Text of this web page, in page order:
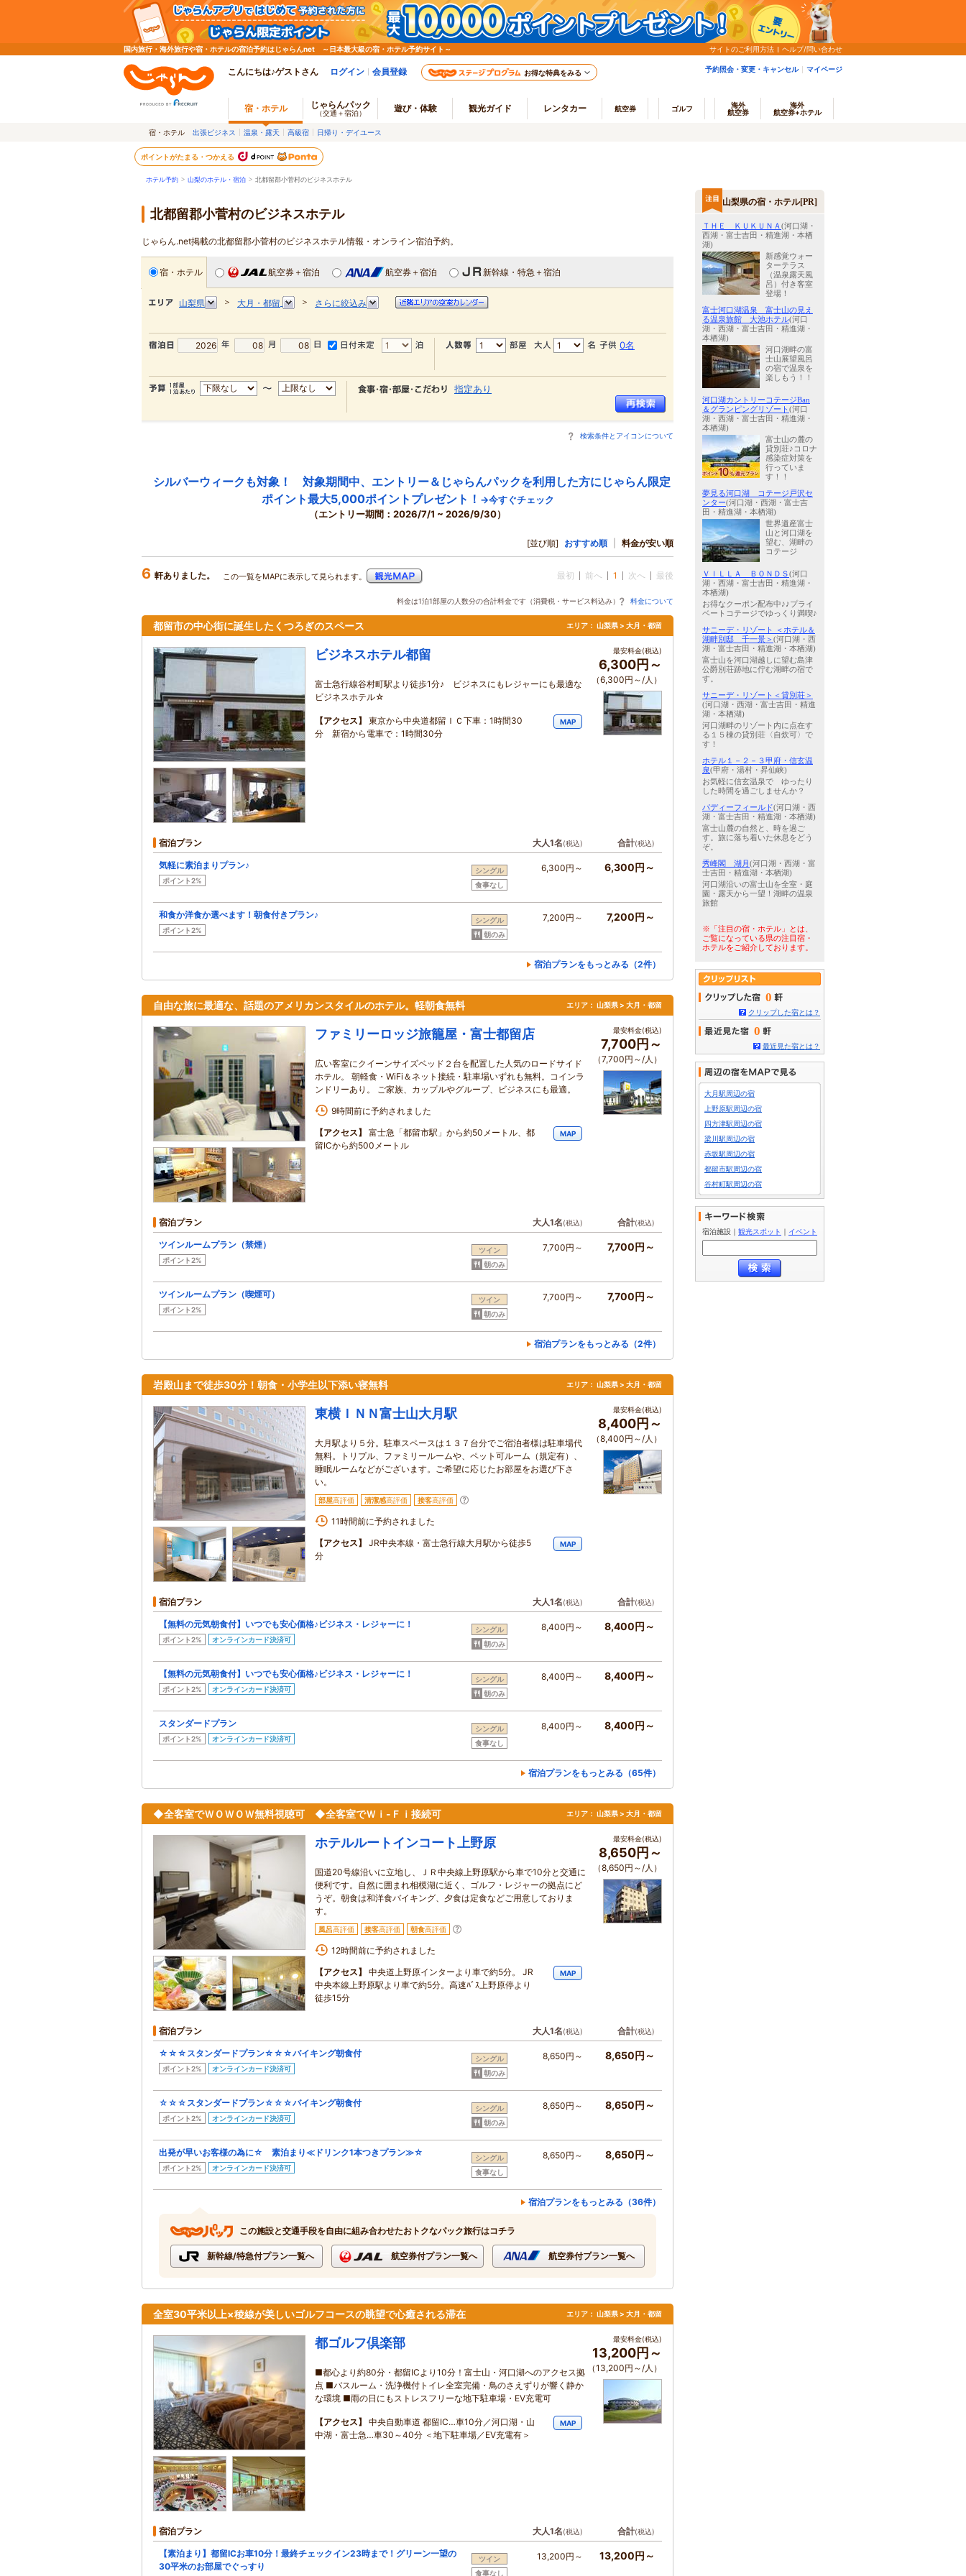
国内旅行・海外旅行や宿・ホテルの宿泊予約はじゃらんnet ～日本最大級の宿・ホテル予約サイト～ サイトのご利用方法 ヘルプ/問い合わせ
こんにちは♪ゲストさん ログイン 会員登録 お得な特典をみる 予約照会・変更・キャンセル マイページ
宿・ホテル じゃらんパック
（交通＋宿泊） 遊び・体験 観光ガイド レンタカー 航空券 ゴルフ
海外
航空券
海外
航空券+ホテル
宿・ホテル 出張ビジネス 温泉・露天 高級宿 日帰り・デイユース
ポイントがたまる・つかえる
ホテル予約 > 山梨のホテル・宿泊 > 北都留郡小菅村のビジネスホテル
北都留郡小菅村のビジネスホテル
じゃらん.net掲載の北都留郡小菅村のビジネスホテル情報・オンライン宿泊予約。
宿・ホテル 航空券＋宿泊 航空券＋宿泊 新幹線・特急＋宿泊
山梨県 ＞ 大月・都留 ＞ さらに絞込み
0名
指定あり
検索条件とアイコンについて
シルバーウィークも対象！ 対象期間中、エントリー＆じゃらんパックを利用した方にじゃらん限定
ポイント最大5,000ポイントプレゼント！ →今すぐチェック
（エントリー期間：2026/7/1 ~ 2026/9/30）
[並び順] おすすめ順 料金が安い順
6 軒ありました。 この一覧をMAPに表示して見られます。 最初 前へ 1 次へ 最後
料金は1泊1部屋の人数分の合計料金です（消費税・サービス料込み） 料金について
都留市の中心街に誕生したくつろぎのスペース エリア： 山梨県 > 大月・都留
ビジネスホテル都留
富士急行線谷村町駅より徒歩1分♪ ビジネスにもレジャーにも最適な
ビジネスホテル☆
【アクセス】
東京から中央道都留ＩＣ下車：1時間30
分 新宿から電車で：1時間30分
MAP
最安料金(税込)
6,300円～
（6,300円～/人）
宿泊プラン 大人1名(税込) 合計(税込)
気軽に素泊まりプラン♪
ポイント2%
シングル
食事なし
6,300円～ 6,300円～
和食か洋食か選べます！朝食付きプラン♪
ポイント2%
シングル
朝のみ
7,200円～ 7,200円～
宿泊プランをもっとみる（2件）
自由な旅に最適な、話題のアメリカンスタイルのホテル。軽朝食無料 エリア： 山梨県 > 大月・都留
ファミリーロッジ旅籠屋・富士都留店
広い客室にクイーンサイズベッド２台を配置した人気のロードサイド
ホテル。 朝軽食・WiFi＆ネット接続・駐車場いずれも無料。コインラ
ンドリーあり。 ご家族、カップルやグループ、ビジネスにも最適。
9時間前に予約されました
【アクセス】
富士急「都留市駅」から約50メートル、都
留ICから約500メートル
MAP
最安料金(税込)
7,700円～
（7,700円～/人）
宿泊プラン 大人1名(税込) 合計(税込)
ツインルームプラン（禁煙）
ポイント2%
ツイン
朝のみ
7,700円～ 7,700円～
ツインルームプラン（喫煙可）
ポイント2%
ツイン
朝のみ
7,700円～ 7,700円～
宿泊プランをもっとみる（2件）
岩殿山まで徒歩30分！朝食・小学生以下添い寝無料 エリア： 山梨県 > 大月・都留
東横ＩＮＮ富士山大月駅
大月駅より５分。駐車スペースは１３７台分でご宿泊者様は駐車場代
無料。トリプル、ファミリールームや、ペット可ルーム（規定有）、
睡眠ルームなどがございます。ご希望に応じたお部屋をお選び下さ
い。
部屋高評価 清潔感高評価 接客高評価
11時間前に予約されました
【アクセス】
JR中央本線・富士急行線大月駅から徒歩5
分
MAP
最安料金(税込)
8,400円～
（8,400円～/人）
宿泊プラン 大人1名(税込) 合計(税込)
【無料の元気朝食付】いつでも安心価格♪ビジネス・レジャーに！
ポイント2% オンラインカード決済可
シングル
朝のみ
8,400円～ 8,400円～
【無料の元気朝食付】いつでも安心価格♪ビジネス・レジャーに！
ポイント2% オンラインカード決済可
シングル
朝のみ
8,400円～ 8,400円～
スタンダードプラン
ポイント2% オンラインカード決済可
シングル
食事なし
8,400円～ 8,400円～
宿泊プランをもっとみる（65件）
◆全客室でＷＯＷＯＷ無料視聴可 ◆全客室でＷｉ-Ｆｉ接続可 エリア： 山梨県 > 大月・都留
ホテルルートインコート上野原
国道20号線沿いに立地し、ＪＲ中央線上野原駅から車で10分と交通に
便利です。自然に囲まれ相模湖に近く、ゴルフ・レジャーの拠点にど
うぞ。朝食は和洋食バイキング、夕食は定食などご用意しておりま
す。
風呂高評価 接客高評価 朝食高評価
12時間前に予約されました
【アクセス】
中央道上野原インターより車で約5分。 JR
中央本線上野原駅より車で約5分。高速ﾊﾞｽ上野原停より
徒歩15分
MAP
最安料金(税込)
8,650円～
（8,650円～/人）
宿泊プラン 大人1名(税込) 合計(税込)
☆☆☆スタンダードプラン☆☆☆バイキング朝食付
ポイント2% オンラインカード決済可
シングル
朝のみ
8,650円～ 8,650円～
☆☆☆スタンダードプラン☆☆☆バイキング朝食付
ポイント2% オンラインカード決済可
シングル
朝のみ
8,650円～ 8,650円～
出発が早いお客様の為に☆ 素泊まり≪ドリンク1本つきプラン≫☆
ポイント2% オンラインカード決済可
シングル
食事なし
8,650円～ 8,650円～
宿泊プランをもっとみる（36件）
この施設と交通手段を自由に組み合わせたおトクなパック旅行はコチラ
新幹線/特急付プラン一覧へ 航空券付プラン一覧へ 航空券付プラン一覧へ
全室30平米以上×稜線が美しいゴルフコースの眺望で心癒される滞在 エリア： 山梨県 > 大月・都留
都ゴルフ倶楽部
■都心より約80分・都留ICより10分！富士山・河口湖へのアクセス拠
点 ■バスルーム・洗浄機付トイレ全室完備・鳥のさえずりが響く静か
な環境 ■雨の日にもストレスフリーな地下駐車場・EV充電可
【アクセス】
中央自動車道 都留IC…車10分／河口湖・山
中湖・富士急…車30～40分 ＜地下駐車場／EV充電有＞
MAP
最安料金(税込)
13,200円～
（13,200円～/人）
宿泊プラン 大人1名(税込) 合計(税込)
【素泊まり】都留ICお車10分！最終チェックイン23時まで！グリーン一望の
30平米のお部屋でぐっすり
ツイン
食事なし
13,200円～ 13,200円～
山梨県の宿・ホテル[PR]
ＴＨＥ ＫＵＫＵＮＡ (河口湖・
西湖・富士吉田・精進湖・本栖
湖)
新感覚ウォー
ターテラス
（温泉露天風
呂）付き客室
登場！
富士河口湖温泉 富士山の見え
る温泉旅館 大池ホテル(河口
湖・西湖・富士吉田・精進湖・
本栖湖)
河口湖畔の富
士山展望風呂
の宿で温泉を
楽しもう！！
河口湖カントリーコテージBan
＆グランピングリゾート(河口
湖・西湖・富士吉田・精進湖・
本栖湖)
富士山の麓の
貸別荘♪コロナ
感染症対策を
行っていま
す！！
夢見る河口湖 コテージ戸沢セ
ンター(河口湖・西湖・富士吉
田・精進湖・本栖湖)
世界遺産富士
山と河口湖を
望む、湖畔の
コテージ
ＶＩＬＬＡ ＢＯＮＤＳ(河口
湖・西湖・富士吉田・精進湖・
本栖湖)
お得なクーポン配布中♪♪プライ
ベートコテージでゆっくり満喫♪
サニーデ・リゾート ＜ホテル＆
湖畔別邸 千一景＞ (河口湖・西
湖・富士吉田・精進湖・本栖湖)
富士山を河口湖越しに望む島津
公爵別荘跡地に佇む湖畔の宿で
す。
サニーデ・リゾート＜貸別荘＞
(河口湖・西湖・富士吉田・精進
湖・本栖湖)
河口湖畔のリゾート内に点在す
る１５棟の貸別荘〈自炊可〉で
す！
ホテル１－２－３甲府・信玄温
泉(甲府・湯村・昇仙峡)
お気軽に信玄温泉で ゆったり
した時間を過ごしませんか？
パディーフィールド(河口湖・西
湖・富士吉田・精進湖・本栖湖)
富士山麓の自然と、時を過ご
す。旅に落ち着いた休息をどう
ぞ。
秀峰閣 湖月(河口湖・西湖・富
士吉田・精進湖・本栖湖)
河口湖沿いの富士山を全室・庭
園・露天から一望！湖畔の温泉
旅館
※「注目の宿・ホテル」とは、
ご覧になっている県の注目宿・
ホテルをご紹介しております。
0
クリップした宿とは？
0
最近見た宿とは？
大月駅周辺の宿
上野原駅周辺の宿
四方津駅周辺の宿
梁川駅周辺の宿
赤坂駅周辺の宿
都留市駅周辺の宿
谷村町駅周辺の宿
宿泊施設 ｜ 観光スポット ｜ イベント